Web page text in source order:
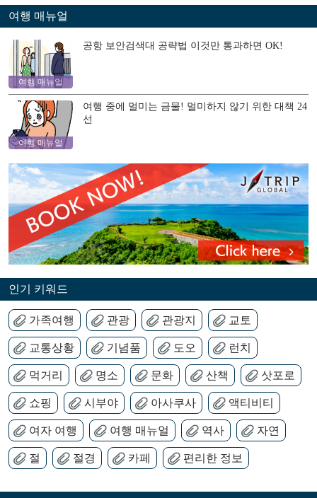
여행 매뉴얼
여행 매뉴얼
공항 보안검색대 공략법 이것만 통과하면 OK!
여행 매뉴얼
여행 중에 멀미는 금물! 멀미하지 않기 위한 대책 24
선
인기 키워드
가족여행 관광 관광지 교토
교통상황 기념품 도오 런치
먹거리 명소 문화 산책 삿포로
쇼핑 시부야 아사쿠사 액티비티
여자 여행 여행 매뉴얼 역사 자연
절 절경 카페 편리한 정보